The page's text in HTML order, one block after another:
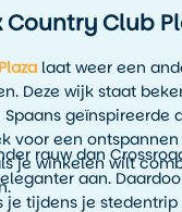
Country Club
laat weer een
Deze wijk staat
geïnspireerde
voor een
je winkelen wilt
rauw dan
aan.
je tijdens je